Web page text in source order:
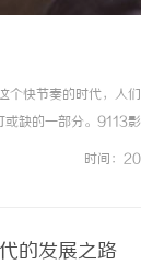
快节奏的时代，人
缺的一部分。9113
点：1.免费观影：
时间：
的发展之路